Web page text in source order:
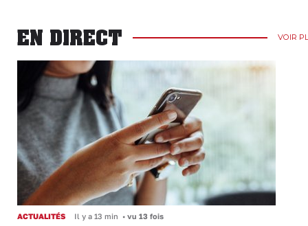
EN DIRECT VOIR
ACTUALITÉS Il y a 13 min • vu 13 fois